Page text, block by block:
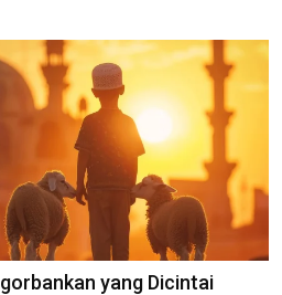
yang Dicintai